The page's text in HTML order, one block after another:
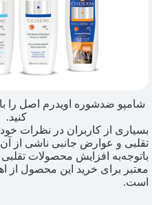
شامپو ضدشوره اویدرم اصل را
کنید.
بسیاری از کاربران در نظرات
تقلبی و عوارض جانبی ناشی از آن
باتوجه‌به افزایش محصولات
معتبر برای خرید این محصول از
است.